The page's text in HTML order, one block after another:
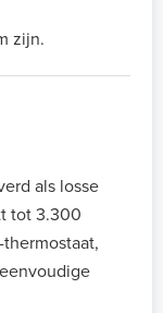
zijn.
als losse
tot 3.300